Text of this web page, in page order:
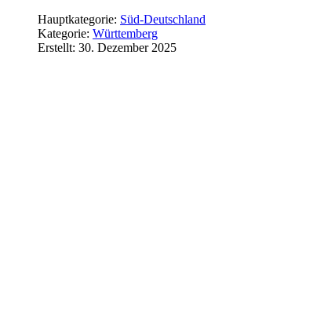
Hauptkategorie: Süd-Deutschland
Kategorie: Württemberg
Erstellt: 30. Dezember 2025